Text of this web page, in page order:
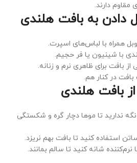
مقاوم دارند.
دادن به بافت هلندی
همراه با لباس‌های اسپرت.
با شینیون یا فر حجیم.
بافت برای ظاهری نرم و زنانه.
در کنار هم.
بافت هلندی
ندارید تا موها دچار گره و شکستگی
استفاده کنید تا بافت بهم نریزد.
شانه کنید تا سالم بمانند.